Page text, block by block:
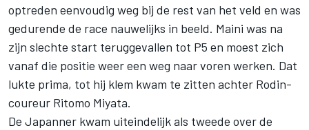
optreden eenvoudig weg bij de rest van het veld en was
gedurende de race nauwelijks in beeld. Maini was na
zijn slechte start teruggevallen tot P5 en moest zich
vanaf die positie weer een weg naar voren werken. Dat
lukte prima, tot hij klem kwam te zitten achter Rodin-
coureur Ritomo Miyata.
De Japanner kwam uiteindelijk als tweede over de